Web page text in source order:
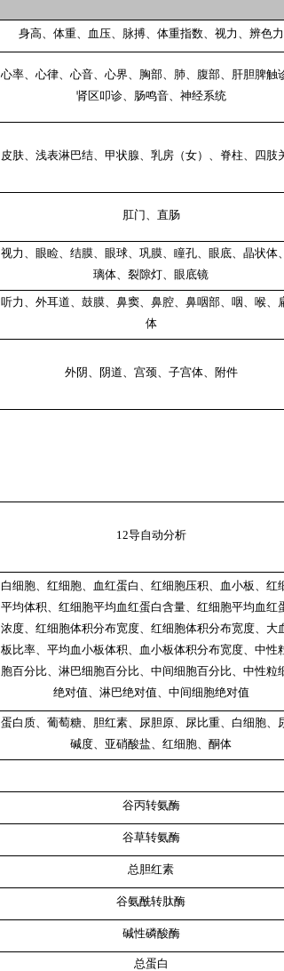
身高、体重、血压、脉搏、体重指数、视力、辨色力
心率、心律、心音、心界、胸部、肺、腹部、肝胆脾触
肾区叩诊、肠鸣音、神经系统
皮肤、浅表淋巴结、甲状腺、乳房（女）、脊柱、四肢
肛门、直肠
视力、眼睑、结膜、眼球、巩膜、瞳孔、眼底、晶状体
璃体、裂隙灯、眼底镜
听力、外耳道、鼓膜、鼻窦、鼻腔、鼻咽部、咽、喉、
体
外阴、阴道、宫颈、子宫体、附件
12导自动分析
白细胞、红细胞、血红蛋白、红细胞压积、血小板、红
平均体积、红细胞平均血红蛋白含量、红细胞平均血红
浓度、红细胞体积分布宽度、红细胞体积分布宽度、大
板比率、平均血小板体积、血小板体积分布宽度、中性
胞百分比、淋巴细胞百分比、中间细胞百分比、中性粒
绝对值、淋巴绝对值、中间细胞绝对值
蛋白质、葡萄糖、胆红素、尿胆原、尿比重、白细胞、
碱度、亚硝酸盐、红细胞、酮体
谷丙转氨酶
谷草转氨酶
总胆红素
谷氨酰转肽酶
碱性磷酸酶
总蛋白